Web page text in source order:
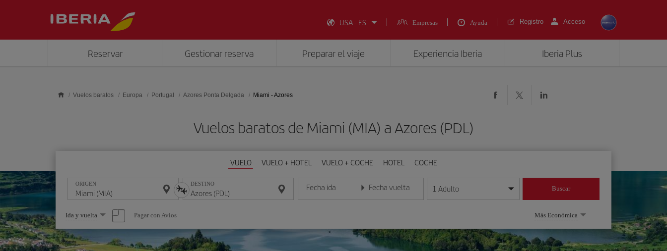
USA - ES
Empresas Ayuda Registro Acceso
Reservar Gestionar reserva Preparar el viaje Experiencia Iberia Iberia Plus
Vuelos baratos Europa Portugal Azores Ponta Delgada Miami - Azores
Vuelos baratos de Miami (MIA) a Azores (PDL)
VUELO VUELO + HOTEL VUELO + COCHE HOTEL COCHE
ORIGEN DESTINO Fecha ida
Introduce la fecha en formato día/mes/año
Fecha vuelta
Introduce la fecha en formato día/mes/año
1 Adulto Buscar
Seleccione
una
opción
Ida y vuelta Pagar con Avios Más Económica